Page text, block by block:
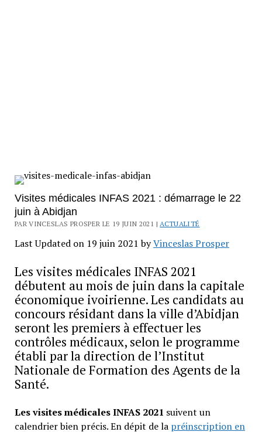
Visites médicales INFAS 2021 : démarrage le 22
juin à Abidjan
PAR VINCESLAS PROSPER LE 19 JUIN 2021 | ACTUALITÉ
Last Updated on 19 juin 2021 byVinceslas Prosper
Les visites médicales INFAS 2021
débutent au mois de juin dans la capitale
économique ivoirienne. Les candidats au
concours résidant dans la ville d’Abidjan
seront les premiers à effectuer les
contrôles médicaux, selon le programme
établi par la direction de l’Institut
Nationale de Formation des Agents de la
Santé.
Les visites médicales INFAS 2021 suivent un
calendrier bien précis. En dépit de la préinscription en